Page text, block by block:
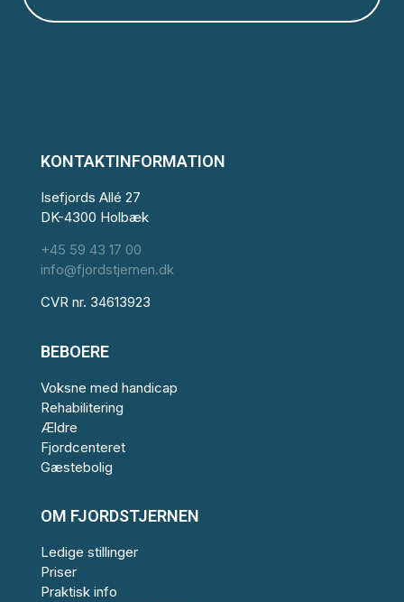
KONTAKTINFORMATION
Isefjords Allé 27
DK-4300 Holbæk
+45 59 43 17 00
info@fjordstjernen.dk
CVR nr. 34613923
BEBOERE
Voksne med handicap
Rehabilitering
Ældre
Fjordcenteret
Gæstebolig
OM FJORDSTJERNEN
Ledige stillinger
Priser
Praktisk info